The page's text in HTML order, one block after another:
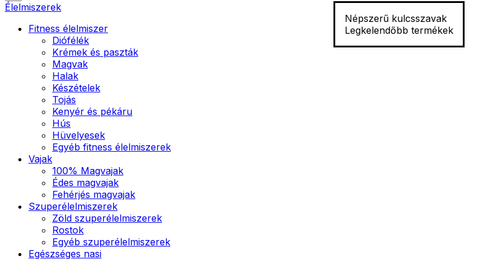
Népszerű kulcsszavak
Legkelendőbb termékek
Élelmiszerek
Fitness élelmiszer
Diófélék
Krémek és paszták
Magvak
Halak
Készételek
Tojás
Kenyér és pékáru
Hús
Hüvelyesek
Egyéb fitness élelmiszerek
Vajak
100% Magvajak
Édes magvajak
Fehérjés magvajak
Szuperélelmiszerek
Zöld szuperélelmiszerek
Rostok
Egyéb szuperélelmiszerek
Egészséges nasi